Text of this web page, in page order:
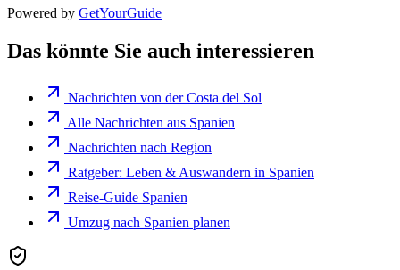
Powered by GetYourGuide
Das könnte Sie auch interessieren
Nachrichten von der Costa del Sol
Alle Nachrichten aus Spanien
Nachrichten nach Region
Ratgeber: Leben & Auswandern in Spanien
Reise-Guide Spanien
Umzug nach Spanien planen